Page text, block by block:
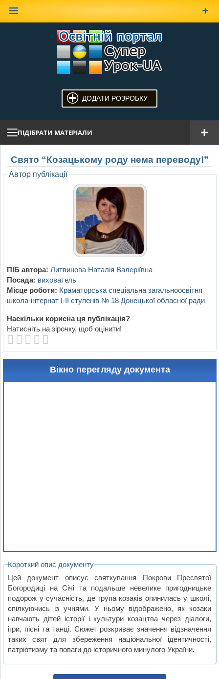
ДОДАТИ РОЗРОБКУ
ПІДІБРАТИ МАТЕРІАЛИ
Свято “Козацькому роду нема переводу!”
Автор публікації
ПІБ автора: Литвинова Наталія Валеріївна
Посада: вихователь
Місце роботи: Краматорська спеціальна загальноосвітня
школа-інтернат I-II ступенів № 18 Донецької обласної ради
Наскільки корисна ця публікація?
Натисніть на зірочку, щоб оцінити!
Вікно перегляду документа
Короткий опис документу
Цей документ описує святкування Покрови Пресвятої
Богородиці на Січі та подальше невелике пригодницьке
подорож у сучасність, де група козаків опинилась у школі,
спілкуючись із учнями. У ньому відображено, як козаки
навчають дітей історії і культури козацтва через діалоги,
ігри, пісні та танці. Сюжет розкриває значення відзначення
таких свят для збереження національної ідентичності,
патріотизму та поваги до історичного минулого України.